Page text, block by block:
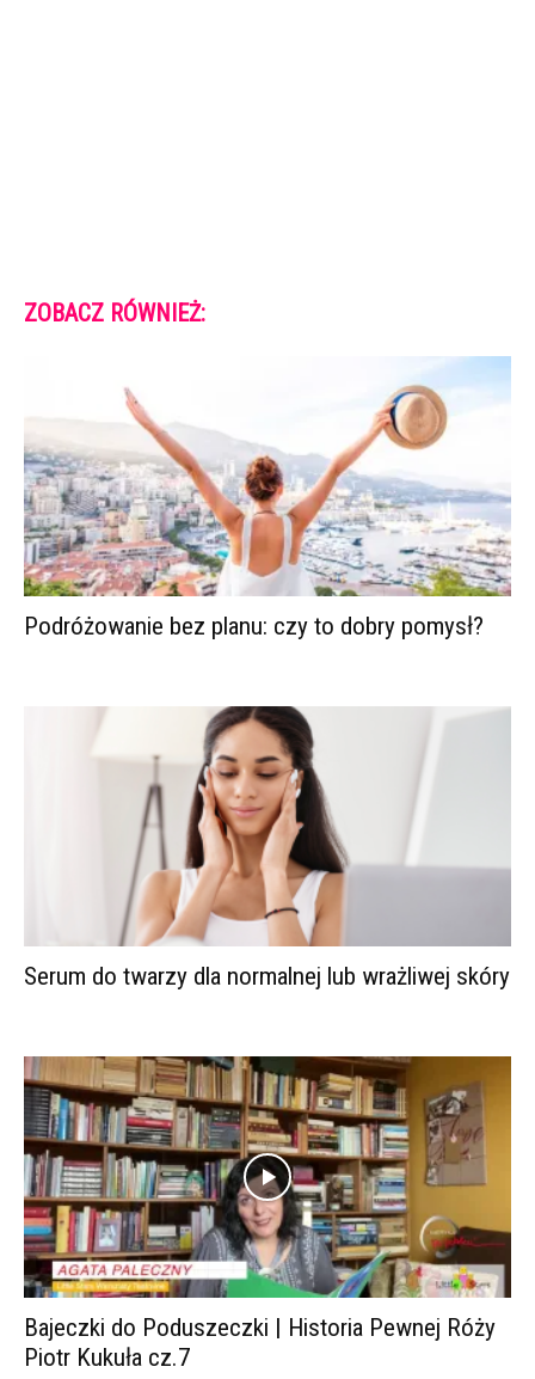
ZOBACZ RÓWNIEŻ:
Podróżowanie bez planu: czy to dobry pomysł?
Serum do twarzy dla normalnej lub wrażliwej skóry
Bajeczki do Poduszeczki | Historia Pewnej Róży
Piotr Kukuła cz.7